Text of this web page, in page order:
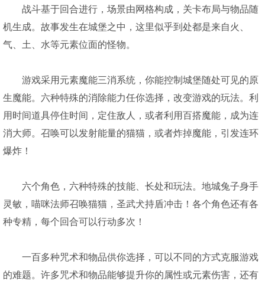
战斗基于回合进行，场景由网格构成，关卡布局与物品随
机生成。故事发生在城堡之中，这里似乎到处都是来自火、
气、土、水等元素位面的怪物。
游戏采用元素魔能三消系统，你能控制城堡随处可见的原
生魔能。六种特殊的消除能力任你选择，改变游戏的玩法。利
用时间道具停住时间，定住敌人，或者利用百搭魔能，成为连
消大师。召唤可以发射能量的猫猫，或者炸掉魔能，引发连环
爆炸！
六个角色，六种特殊的技能、长处和玩法。地城兔子身手
灵敏，喵咪法师召唤猫猫，圣武犬持盾冲击！各个角色还有各
种专精，每个回合可以行动多次！
一百多种咒术和物品供你选择，可以不同的方式克服游戏
的难题。许多咒术和物品能够提升你的属性或元素伤害，还有